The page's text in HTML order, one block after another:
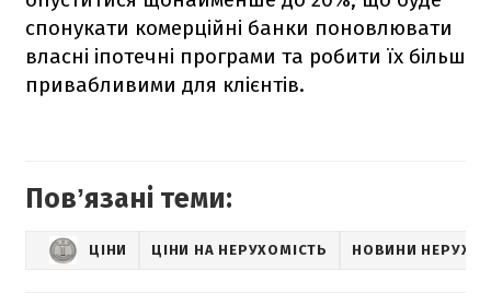
спонукати комерційні банки поновлювати
власні іпотечні програми та робити їх більш
привабливими для клієнтів.
Повʼязані теми:
ЦІНИ ЦІНИ НА НЕРУХОМІСТЬ НОВИНИ